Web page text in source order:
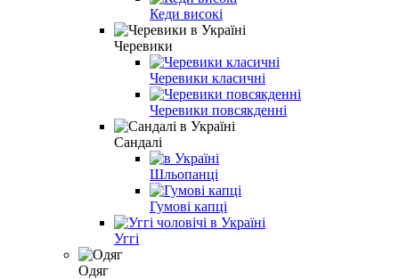
Кеди високі
Черевики
Черевики класичні
Черевики повсякденні
Сандалі
Шльопанці
Гумові капці
Уггі
Одяг